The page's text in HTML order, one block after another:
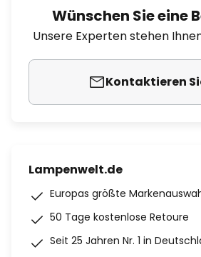
Wünschen Sie eine
Unsere Experten stehen
Kontaktieren
Lampenwelt.de
Europas größte
50 Tage kostenlose Retoure
Seit 25 Jahren Nr. 1 in